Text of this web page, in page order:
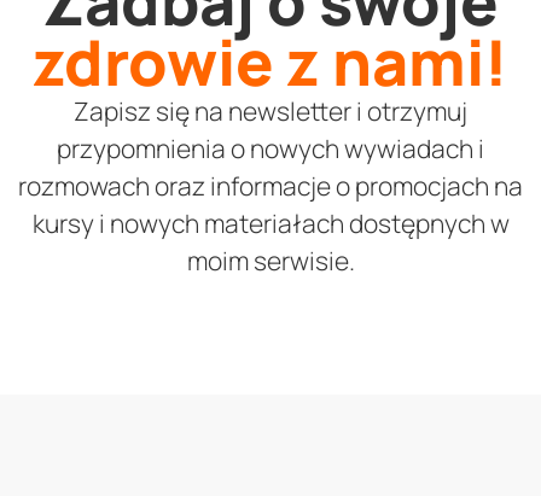
zdrowie z nami!
Zapisz się na newsletter i otrzymuj
przypomnienia o nowych wywiadach i
rozmowach oraz informacje o promocjach na
kursy i nowych materiałach dostępnych w
moim serwisie.